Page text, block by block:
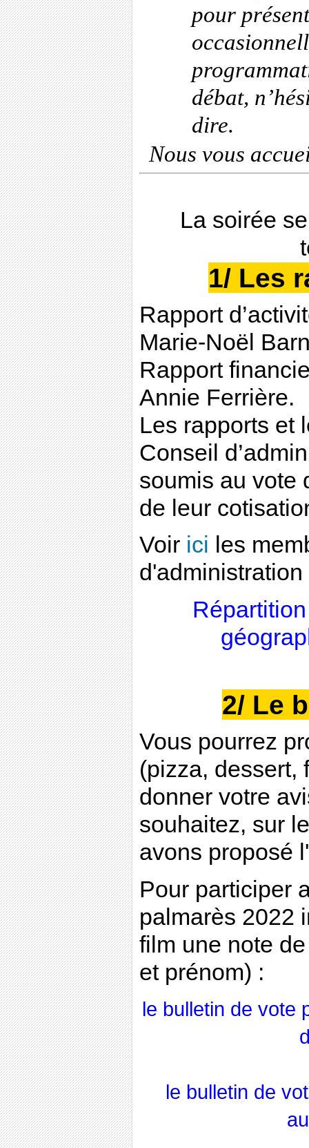
pour
débat,
dire.
Nous vous
La soirée
1/ Les
Rapport
Marie-Noël
Rapport
Annie Ferrière.
Les rapports et
Conseil
soumis au vote
de leur
Voir ici les
2/ Le
Vous pourrez
(pizza, dessert,
donner votre
souhaitez, sur
avons proposé
Pour participer
palmarès 2022
film une note
et prénom) :
le bulletin de vote
le bulletin de